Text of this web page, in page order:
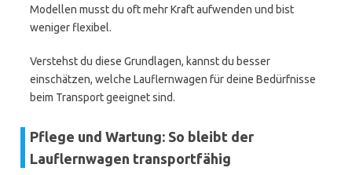
Modellen musst du oft mehr Kraft aufwenden und bist
weniger flexibel.
Verstehst du diese Grundlagen, kannst du besser
einschätzen, welche Lauflernwagen für deine Bedürfnisse
beim Transport geeignet sind.
Pflege und Wartung: So bleibt der
Lauflernwagen transportfähig